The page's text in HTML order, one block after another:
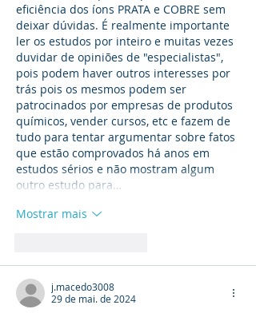
eficiência dos íons PRATA e COBRE sem
deixar dúvidas. É realmente importante
ler os estudos por inteiro e muitas vezes
duvidar de opiniões de "especialistas",
pois podem haver outros interesses por
trás pois os mesmos podem ser
patrocinados por empresas de produtos
químicos, vender cursos, etc e fazem de
tudo para tentar argumentar sobre fatos
que estão comprovados há anos em
estudos sérios e não mostram algum
outro estudo para…
Mostrar mais
j.macedo3008
29 de mai. de 2024